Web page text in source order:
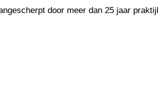
door meer dan 25 jaar